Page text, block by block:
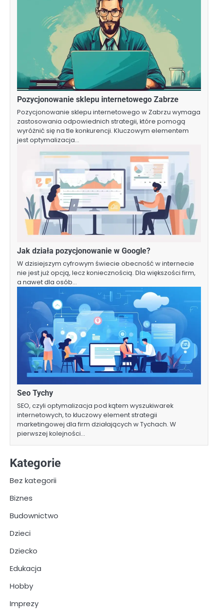
Pozycjonowanie sklepu internetowego Zabrze
Pozycjonowanie sklepu internetowego w Zabrzu wymaga
zastosowania odpowiednich strategii, które pomogą
wyróżnić się na tle konkurencji. Kluczowym elementem
jest optymalizacja…
Jak działa pozycjonowanie w Google?
W dzisiejszym cyfrowym świecie obecność w internecie
nie jest już opcją, lecz koniecznością. Dla większości firm,
a nawet dla osób…
Seo Tychy
SEO, czyli optymalizacja pod kątem wyszukiwarek
internetowych, to kluczowy element strategii
marketingowej dla firm działających w Tychach. W
pierwszej kolejności…
Kategorie
Bez kategorii
Biznes
Budownictwo
Dzieci
Dziecko
Edukacja
Hobby
Imprezy